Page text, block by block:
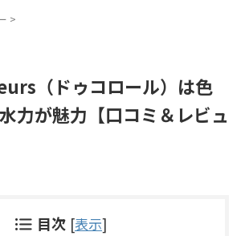
>
（ドゥコロール）は色
力が魅力【口コミ＆レビュ
目次 [表示]